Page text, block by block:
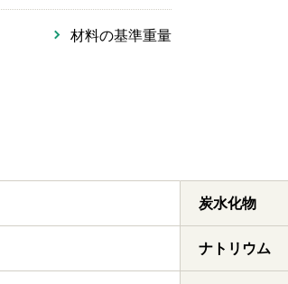
材料の基準重量
炭水化物
ナトリウム